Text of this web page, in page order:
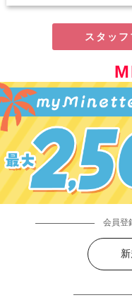
スタッ
会員登